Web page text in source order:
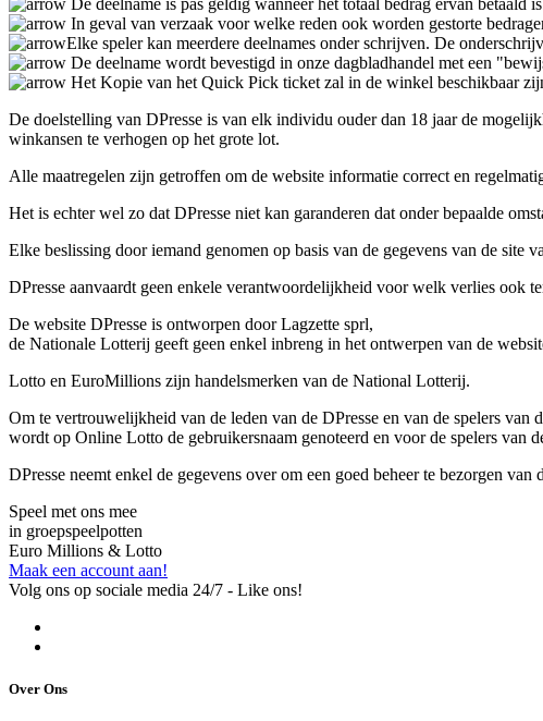
In geval van verzaak voor welke reden ook worden gestorte
Elke speler kan meerdere deelnames onder schrijven. De
De deelname wordt bevestigd in onze dagbladhandel met een
Het Kopie van het Quick Pick ticket zal in de winkel beschikbaar
De doelstelling van DPresse is van elk individu ouder dan 18 jaar de
winkansen te verhogen op het grote lot.
Alle maatregelen zijn getroffen om de website informatie correct en
Het is echter wel zo dat DPresse niet kan garanderen dat onder bepaalde
Elke beslissing door iemand genomen op basis van de gegevens van de site
DPresse aanvaardt geen enkele verantwoordelijkheid voor welk verlies ook
De website DPresse is ontworpen door Lagzette sprl,
de Nationale Lotterij geeft geen enkel inbreng in het ontwerpen van de
Lotto en EuroMillions zijn handelsmerken van de National Lotterij.
Om te vertrouwelijkheid van de leden van de DPresse en van de spelers van
wordt op Online Lotto de gebruikersnaam genoteerd en voor de spelers van
DPresse neemt enkel de gegevens over om een goed beheer te bezorgen
Speel met ons mee
in groepspeelpotten
Euro Millions & Lotto
Maak een account aan!
Volg ons op sociale media 24/7 - Like ons!
Over Ons